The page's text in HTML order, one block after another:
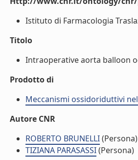
Istituto di Farmacologia
Titolo
Intraoperative aorta balloon
Prodotto di
Meccanismi ossidoriduttivi
Autore CNR
ROBERTO BRUNELLI(Persona)
TIZIANA PARASASSI(Persona)